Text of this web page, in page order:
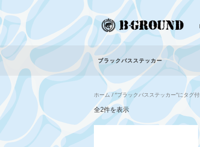
ブラックバスステッカー
ホーム / “ブラックバスステッカー”にタグ
全2件を表示新
し